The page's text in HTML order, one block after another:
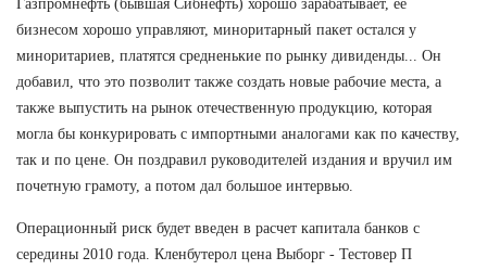
Газпромнефть (бывшая Сибнефть) хорошо зарабатывает, ее
бизнесом хорошо управляют, миноритарный пакет остался у
миноритариев, платятся средненькие по рынку дивиденды... Он
добавил, что это позволит также создать новые рабочие места, а
также выпустить на рынок отечественную продукцию, которая
могла бы конкурировать с импортными аналогами как по качеству,
так и по цене. Он поздравил руководителей издания и вручил им
почетную грамоту, а потом дал большое интервью.
Операционный риск будет введен в расчет капитала банков с
середины 2010 года. Кленбутерол цена Выборг - Тестовер П